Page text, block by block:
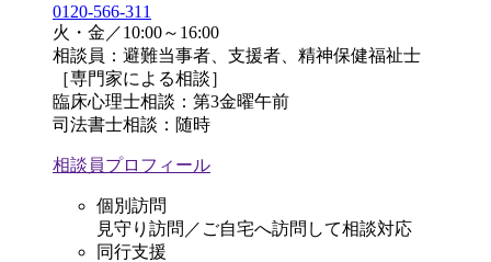
0120-566-311
火・金／10:00～16:00
相談員：避難当事者、支援者、精神保健福祉士
［専門家による相談］
臨床心理士相談：第3金曜午前
司法書士相談：随時
相談員プロフィール
個別訪問
見守り訪問／ご自宅へ訪問して相談対応
同行支援